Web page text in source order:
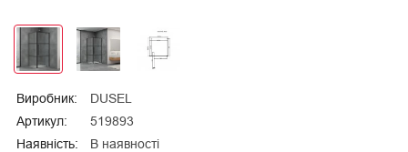
Виробник:
DUSEL
Артикул:
519893
Наявність:
В наявності